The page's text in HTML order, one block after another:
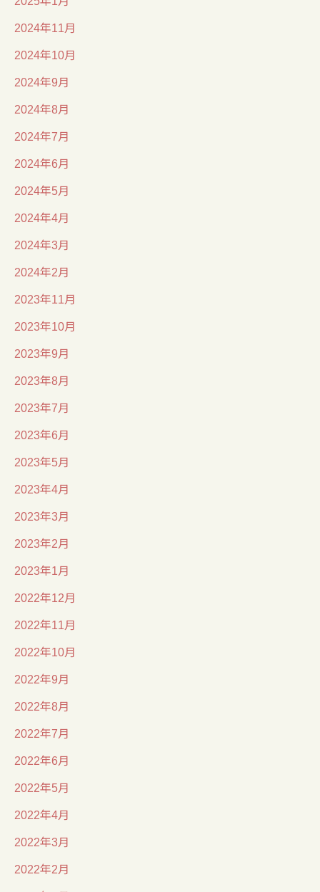
2024年11月
2024年10月
2024年9月
2024年8月
2024年7月
2024年6月
2024年5月
2024年4月
2024年3月
2024年2月
2023年11月
2023年10月
2023年9月
2023年8月
2023年7月
2023年6月
2023年5月
2023年4月
2023年3月
2023年2月
2023年1月
2022年12月
2022年11月
2022年10月
2022年9月
2022年8月
2022年7月
2022年6月
2022年5月
2022年4月
2022年3月
2022年2月